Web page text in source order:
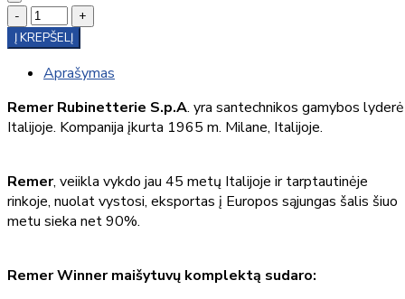
-
+
Į KREPŠELĮ
Aprašymas
Remer Rubinetterie S.p.A. yra santechnikos gamybos lyderė
Italijoje. Kompanija įkurta 1965 m. Milane, Italijoje.
Remer, veiikla vykdo jau 45 metų Italijoje ir tarptautinėje
rinkoje, nuolat vystosi, eksportas į Europos sąjungas šalis šiuo
metu sieka net 90%.
Remer Winner maišytuvų komplektą sudaro: